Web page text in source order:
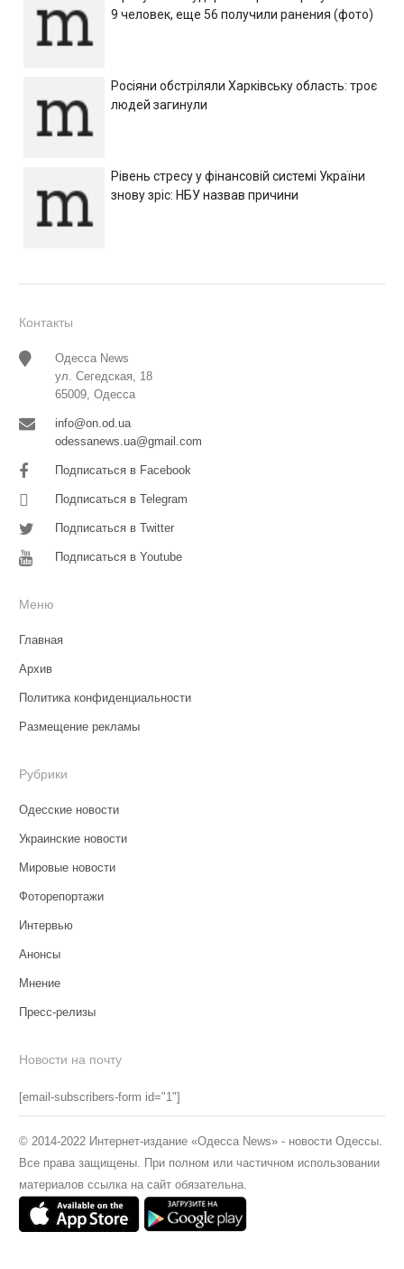
9 человек, еще 56 получили ранения (фото)
Росіяни обстріляли Харківську область: троє
людей загинули
Рівень стресу у фінансовій системі України
знову зріс: НБУ назвав причини
Контакты
Одесса News
ул. Сегедская, 18
65009, Одесса
info@on.od.ua
odessanews.ua@gmail.com
Подписаться в Facebook
Подписаться в Telegram
Подписаться в Twitter
Подписаться в Youtube
Меню
Главная
Архив
Политика конфиденциальности
Размещение рекламы
Рубрики
Одесские новости
Украинские новости
Мировые новости
Фоторепортажи
Интервью
Анонсы
Мнение
Пресс-релизы
Новости на почту
[email-subscribers-form id="1"]
© 2014-2022 Интернет-издание «Одесса News» - новости Одессы.
Все права защищены. При полном или частичном использовании
материалов ссылка на сайт обязательна.